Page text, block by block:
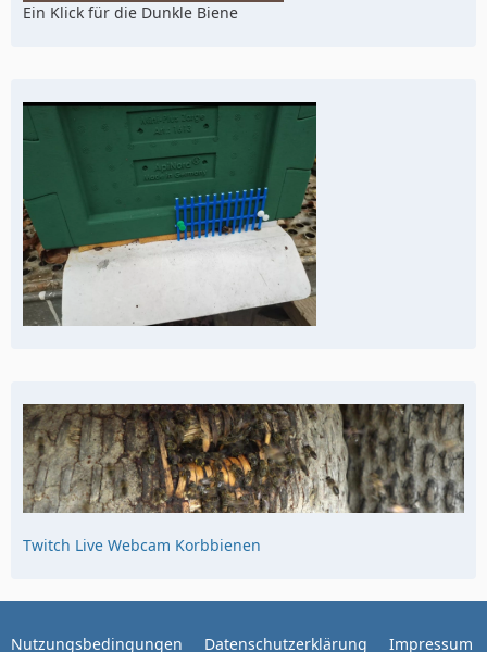
Ein Klick für die Dunkle Biene
Twitch Live Webcam Korbbienen
Nutzungsbedingungen Datenschutzerklärung Impressum